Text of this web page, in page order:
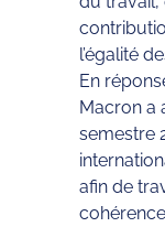
l’égalité
En
Macron a
semestre
afin de